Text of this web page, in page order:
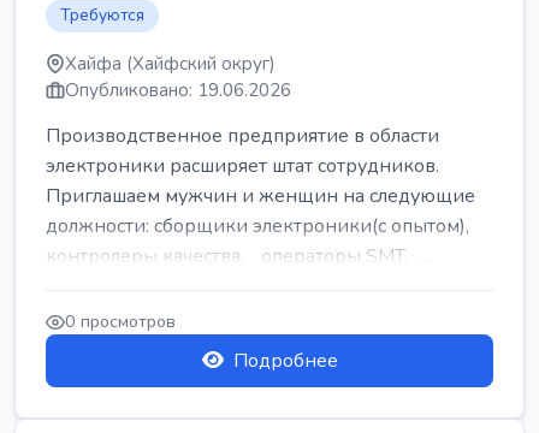
Требуются
Хайфа (Хайфский округ)
Опубликовано: 19.06.2026
Производственное предприятие в области
электроники расширяет штат сотрудников.
Приглашаем мужчин и женщин на следующие
должности: сборщики электроники(с опытом),
контролеры качества, операторы SMT, ...
0 просмотров
Подробнее